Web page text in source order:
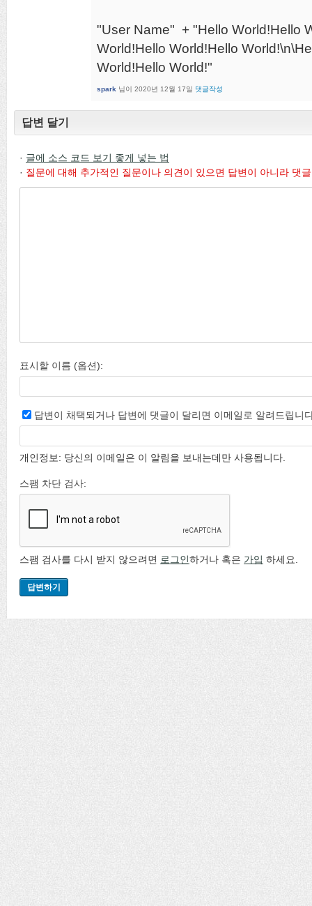
"User Name" + "Hello World!Hello
World!Hello World!Hello
World!Hello World!"
spark 님이 2020년 12월 17일 댓글작성
답변 달기
· 글에 소스 코드 보기 좋게 넣는 법
· 질문에 대해 추가적인 질문이나 의견이 있으면 답변이 아니라 댓
표시할 이름 (옵션):
답변이 채택되거나 답변에 댓글이 달리면 이메일로 알려드립니
개인정보: 당신의 이메일은 이 알림을 보내는데만 사용됩니다.
스팸 차단 검사:
스팸 검사를 다시 받지 않으려면 로그인하거나 혹은 가입 하세요.